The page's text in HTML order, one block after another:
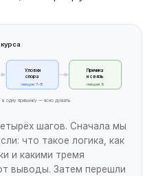
курса
Уловки
спора
лекции 7–8
Причина
и связь
лекция 9
одну привычку — ясно думать
шагов. Сначала мы
что такое логика, как
и какими тремя
выводы. Затем перешли